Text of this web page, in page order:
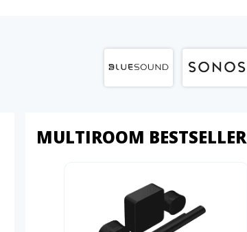
MULTIROOM BESTSELLER